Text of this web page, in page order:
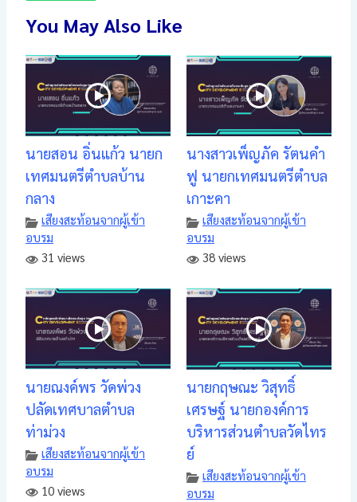
You May Also Like
นายสอน อิ่นแก้ว นายก
เทศมนตรีตำบลบ้าน
กลาง
เสียงสะท้อนจากผู้เข้า
อบรม
31 views
นางสาวเพ็ญภัค รัตนคำ
ฟู นายกเทศมนตรีตำบล
เกาะคา
เสียงสะท้อนจากผู้เข้า
อบรม
38 views
นายณงค์พร วัดพ่วง
ปลัดเทศบาลตำบล
ท่าม่วง
เสียงสะท้อนจากผู้เข้า
อบรม
10 views
นายกฤษณะ วิสุทธิ์
เศรษฐ์ นายกองค์การ
บริหารส่วนตำบลวัดไทร
ย์
เสียงสะท้อนจากผู้เข้า
อบรม